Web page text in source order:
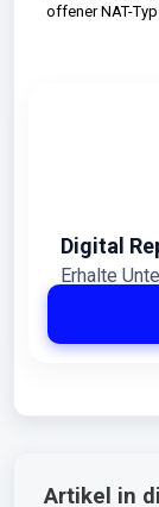
offener NAT-
Digital
Erhalte
Artikel in